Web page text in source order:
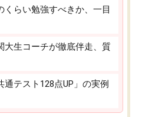
くらい勉強すべきか、一目
大生コーチが徹底伴走、質
テスト128点UP」の実例